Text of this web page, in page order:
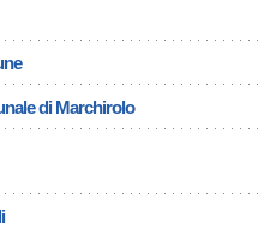
di Marchirolo